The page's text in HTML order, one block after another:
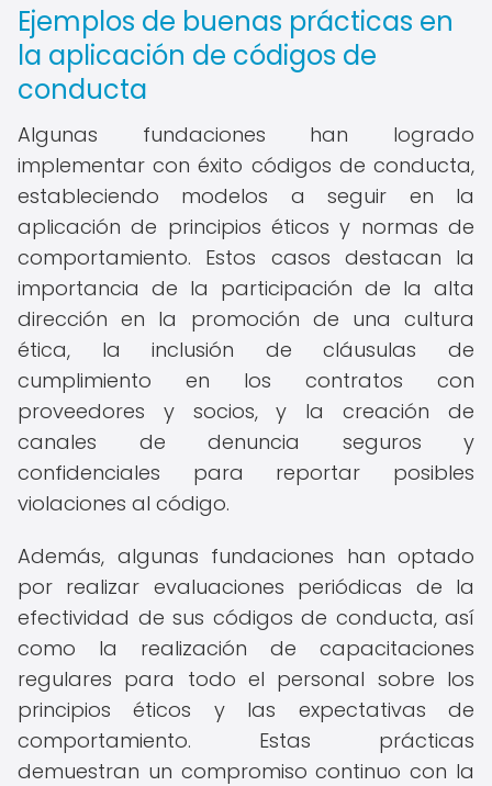
Ejemplos de buenas prácticas en
la aplicación de códigos de
conducta
Algunas fundaciones han logrado
implementar con éxito códigos de conducta,
estableciendo modelos a seguir en la
aplicación de principios éticos y normas de
comportamiento. Estos casos destacan la
importancia de la participación de la alta
dirección en la promoción de una cultura
ética, la inclusión de cláusulas de
cumplimiento en los contratos con
proveedores y socios, y la creación de
canales de denuncia seguros y
confidenciales para reportar posibles
violaciones al código.
Además, algunas fundaciones han optado
por realizar evaluaciones periódicas de la
efectividad de sus códigos de conducta, así
como la realización de capacitaciones
regulares para todo el personal sobre los
principios éticos y las expectativas de
comportamiento. Estas prácticas
demuestran un compromiso continuo con la